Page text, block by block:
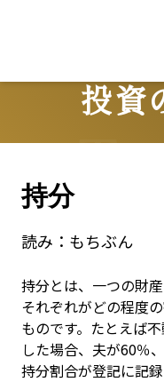
投資
持分
読み： もちぶん
持分とは、一つの財
それぞれがどの程度
ものです。たとえば
した場合、夫が60％
持分割合が登記に記録